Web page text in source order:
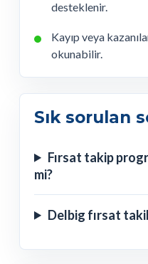
desteklenir.
Kayıp veya
okunabilir.
Sık sorulan
Fırsat takip
mi?
Delbig fırsat